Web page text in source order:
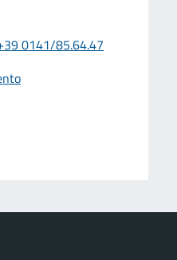
0141/85.64.47